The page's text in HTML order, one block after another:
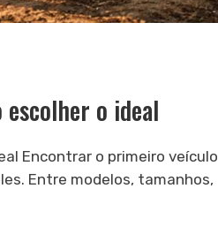
o ideal
Encontrar o primeiro veículo
Entre modelos, tamanhos,